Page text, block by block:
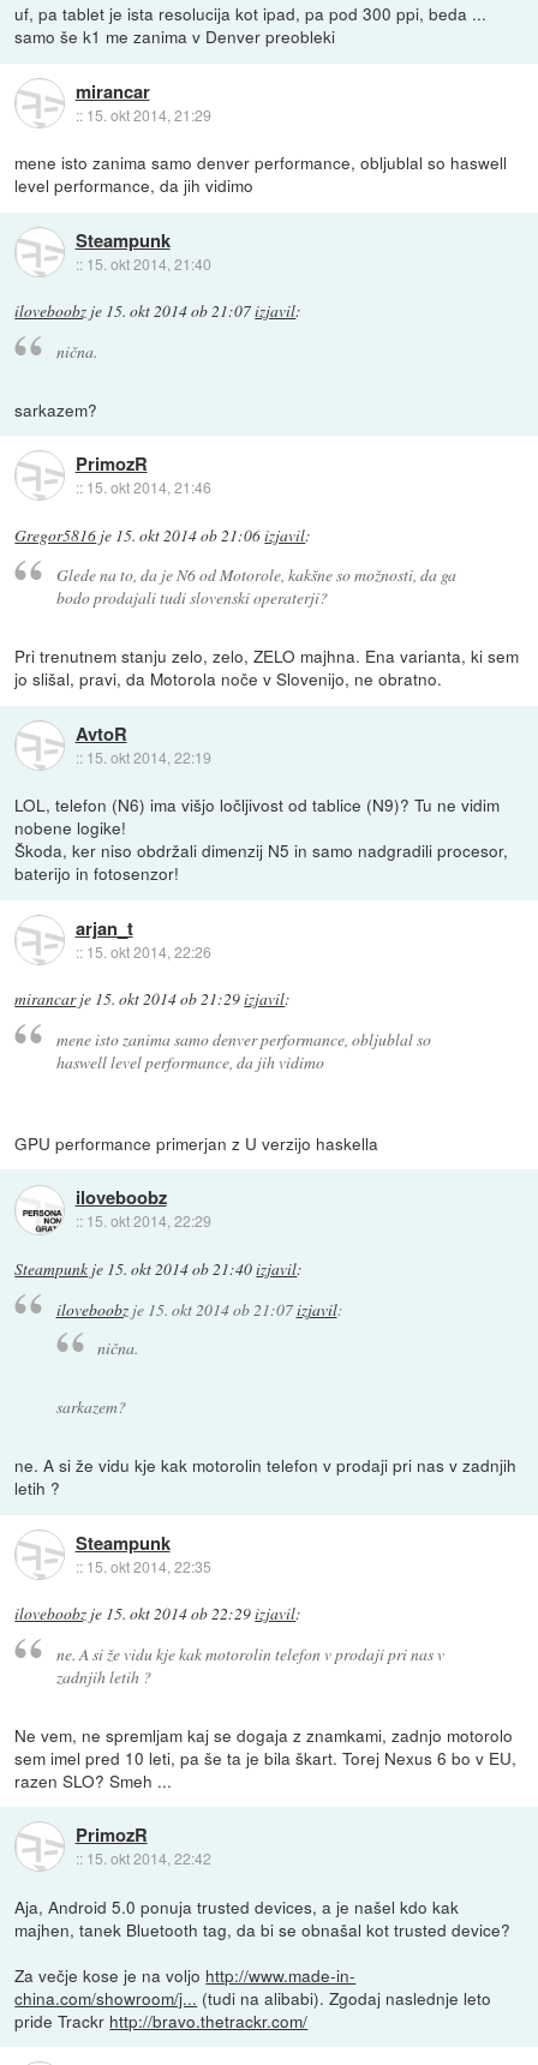
uf, pa tablet je ista resolucija kot ipad, pa pod 300 ppi, beda ...
samo še k1 me zanima v Denver preobleki
mirancar
:: 15. okt 2014, 21:29
mene isto zanima samo denver performance, obljublal so haswell
level performance, da jih vidimo
Steampunk
:: 15. okt 2014, 21:40
iloveboobz je 15. okt 2014 ob 21:07izjavil:
nična.
sarkazem?
PrimozR
:: 15. okt 2014, 21:46
Gregor5816 je 15. okt 2014 ob 21:06izjavil:
Glede na to, da je N6 od Motorole, kakšne so možnosti, da ga
bodo prodajali tudi slovenski operaterji?
Pri trenutnem stanju zelo, zelo, ZELO majhna. Ena varianta, ki sem
jo slišal, pravi, da Motorola noče v Slovenijo, ne obratno.
AvtoR
:: 15. okt 2014, 22:19
LOL, telefon (N6) ima višjo ločljivost od tablice (N9)? Tu ne vidim
nobene logike!
Škoda, ker niso obdržali dimenzij N5 in samo nadgradili procesor,
baterijo in fotosenzor!
arjan_t
:: 15. okt 2014, 22:26
mirancarje 15. okt 2014 ob 21:29izjavil:
mene isto zanima samo denver performance, obljublal so
haswell level performance, da jih vidimo
GPU performance primerjan z U verzijo haskella
iloveboobz
:: 15. okt 2014, 22:29
Steampunk je 15. okt 2014 ob 21:40izjavil:
iloveboobzje 15. okt 2014 ob 21:07izjavil:
nična.
sarkazem?
ne. A si že vidu kje kak motorolin telefon v prodaji pri nas v zadnjih
letih ?
Steampunk
:: 15. okt 2014, 22:35
iloveboobz je 15. okt 2014 ob 22:29izjavil:
ne. A si že vidu kje kak motorolin telefon v prodaji pri nas v
zadnjih letih ?
Ne vem, ne spremljam kaj se dogaja z znamkami, zadnjo motorolo
sem imel pred 10 leti, pa še ta je bila škart. Torej Nexus 6 bo v EU,
razen SLO? Smeh ...
PrimozR
:: 15. okt 2014, 22:42
Aja, Android 5.0 ponuja trusted devices, a je našel kdo kak
majhen, tanek Bluetooth tag, da bi se obnašal kot trusted device?
Za večje kose je na voljo http://www.made-in-
china.com/showroom/j... (tudi na alibabi). Zgodaj naslednje leto
pride Trackr http://bravo.thetrackr.com/